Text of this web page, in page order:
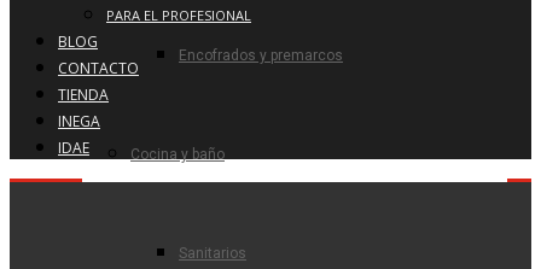
Encofrados y premarcos
Cocina y baño
Sanitarios
PARA EL PROFESIONAL
BLOG
CONTACTO
TIENDA
INEGA
IDAE